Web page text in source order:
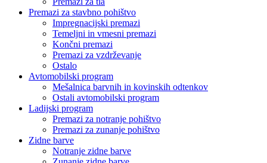
Premazi za stavbno pohištvo
Impregnacijski premazi
Temeljni in vmesni premazi
Končni premazi
Premazi za vzdrževanje
Ostalo
Avtomobilski program
Mešalnica barvnih in kovinskih odtenkov
Ostali avtomobilski program
Ladijski program
Premazi za notranje pohištvo
Premazi za zunanje pohištvo
Zidne barve
Notranje zidne barve